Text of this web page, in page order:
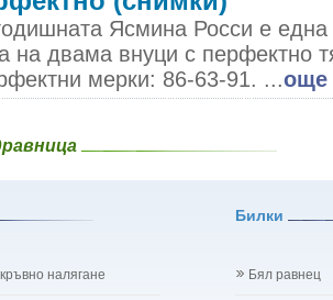
Ясмина Росси е една
на двама внуци с перфектно
мерки: 86-63-91. ...още
Билки
налягане Бял равнец